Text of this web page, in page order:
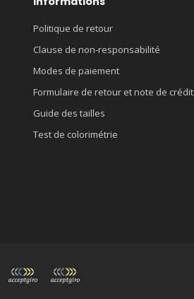
Politique de retour
Clause de non-responsabilité
Modes de paiement
Formulaire de retour et note de crédit
Guide des tailles
Test de colorimétrie